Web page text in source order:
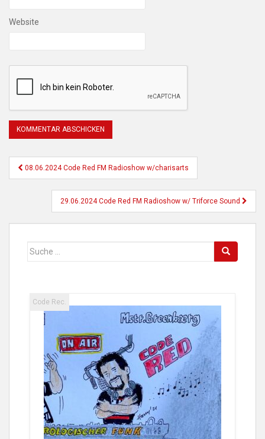
Website
Beitragsnavigation
08.06.2024 Code Red FM Radioshow w/charisarts
29.06.2024 Code Red FM Radioshow w/ Triforce Sound
Suche
25.04.2026 Code Red FM Radioshow
w/ Tobs Turvy
Code Rec.